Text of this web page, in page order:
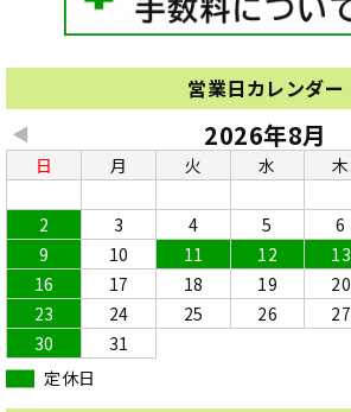
営業日カレンダー
◀ 2026年8月
日 月 火 水 木
2
3 4 5 6
9
10 11 12 13
16
17 18 19 20
23
24 25 26 27
30
31
定休日